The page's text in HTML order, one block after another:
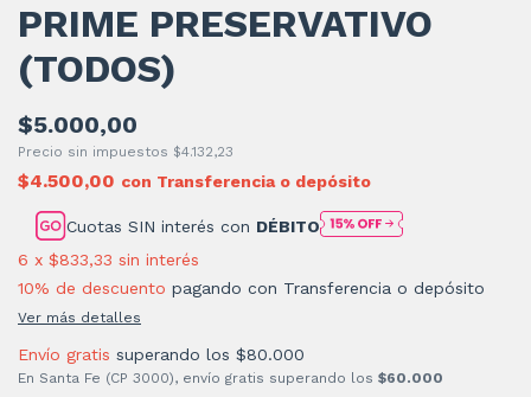
PRIME PRESERVATIVO
(TODOS)
$5.000,00
Precio sin impuestos $4.132,23
$4.500,00 con Transferencia o depósito
Cuotas SIN interés con DÉBITO
6 x $833,33 sin interés
10% de descuento pagando con Transferencia o depósito
Ver más detalles
Envío gratis superando los $80.000
En Santa Fe (CP 3000), envío gratis superando los $60.000